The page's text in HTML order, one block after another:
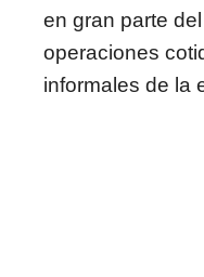
en gran parte
operaciones
informales de la